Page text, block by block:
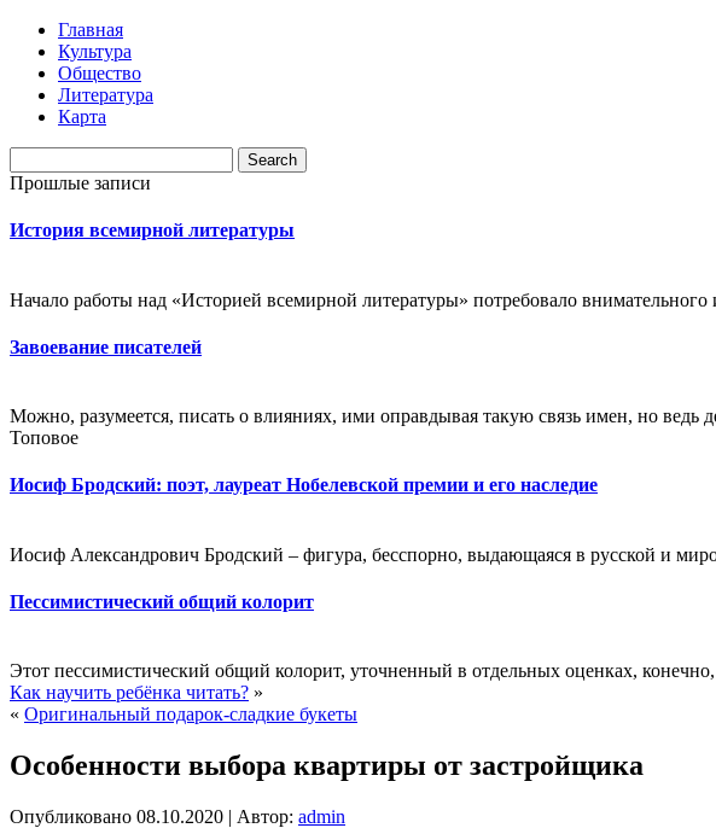
Главная
Культура
Общество
Литература
Карта
Прошлые записи
История всемирной литературы
Начало работы над «Историей всемирной литературы» потребовало внимательного
Завоевание писателей
Можно, разумеется, писать о влияниях, ими оправдывая такую связь имен, но ведь
Топовое
Иосиф Бродский: поэт, лауреат Нобелевской премии и его наследие
Иосиф Александрович Бродский – фигура, бесспорно, выдающаяся в русской и
Пессимистический общий колорит
Этот пессимистический общий колорит, уточненный в отдельных оценках,
Как научить ребёнка читать? »
« Оригинальный подарок-сладкие букеты
Особенности выбора квартиры от застройщика
Опубликовано 08.10.2020 | Автор: admin